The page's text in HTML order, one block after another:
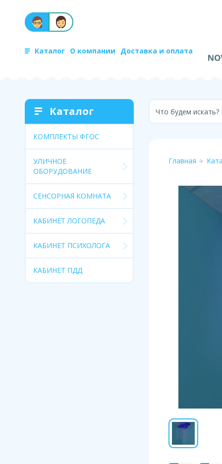
Каталог О компании Доставка и оплата
Каталог
КОМПЛЕКТЫ ФГОС
УЛИЧНОЕ
ОБОРУДОВАНИЕ
СЕНСОРНАЯ КОМНАТА
КАБИНЕТ ЛОГОПЕДА
КАБИНЕТ ПСИХОЛОГА
КАБИНЕТ ПДД
Что будем
Главная